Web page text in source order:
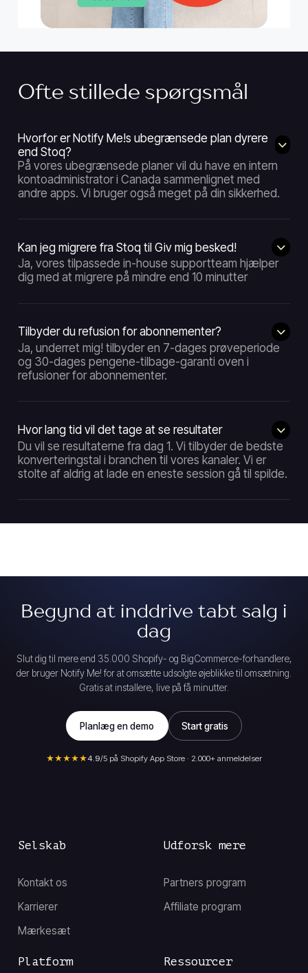
Ofte stillede spørgsmål
Hvorfor er Notify Me!s ubegrænsede plan dyrere
end Stoq?
På vores ubegrænsede planer vil du have en intern
kontoadministrator i Canada sammenlignet med
andre apps. Vi bruger også meget på din sikkerhed.
Kan jeg migrere fra Stoq til Giv mig besked!
Ja, vores tilpassede in-house supportteam hjælper
dig med at migrere på mindre end 10 minutter
Tilbyder du refusion for abonnementer?
Ja, underret mig! tilbyder en 7-dages prøveperiode
og 30-dages pengene-tilbage-garanti oven i
refusioner for abonnementer.
Hvor lang tid vil det tage at se resultater
Du vil se resultaterne fra dag 1. Vi tilbyder de bedste
konverteringstal i branchen til vores kanaler. Vi er
stolte af aldrig at lade en eneste session gå til spilde.
Begynd at inddrive tabt salg i
dag
Slut dig til mere end 35.000 Shopify- og BigCommerce-forhandlere,
der bruger Notify Me! for at omsætte udsolgte øjeblikke til omsætning.
Gratis at installere, live på få minutter.
Planlæg en demo Start gratis
★★★★★4.9/5 på Shopify App Store · 2.000+ anmeldelser
Selskab
Kontakt os
Karrierer
Mærkesæt
Ressourcer
Udforsk mere
Partners program
Affiliate program
Platform